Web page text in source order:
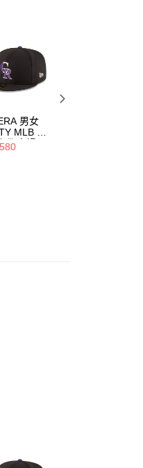
意使用之情
採取法律行
男女
MLB 球
客場